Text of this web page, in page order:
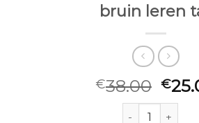
bruin leren
€38.00 €
bruin leren tas